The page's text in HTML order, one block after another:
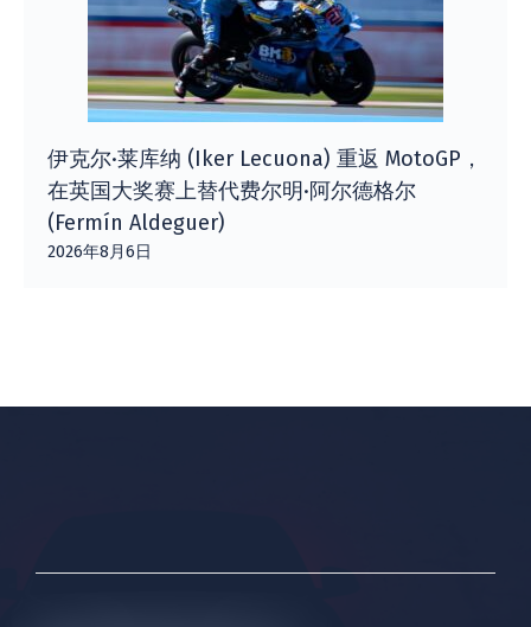
伊克尔·莱库纳 (Iker Lecuona) 重返 MotoGP，
在英国大奖赛上替代费尔明·阿尔德格尔
(Fermín Aldeguer)
2026年8月6日